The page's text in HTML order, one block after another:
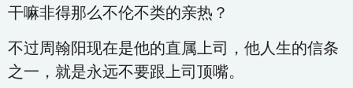
干嘛非得那么不伦不类的亲热？
不过周翰阳现在是他的直属上司，他人生的信条
之一，就是永远不要跟上司顶嘴。